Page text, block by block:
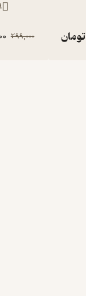
تومان 299,000